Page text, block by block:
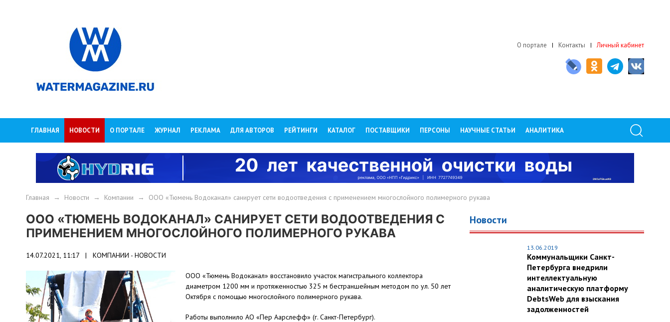
О портале Контакты Личный кабинет
ГЛАВНАЯ НОВОСТИ О ПОРТАЛЕ ЖУРНАЛ РЕКЛАМА ДЛЯ АВТОРОВ РЕЙТИНГИ КАТАЛОГ ПОСТАВЩИКИ ПЕРСОНЫ НАУЧНЫЕ СТАТЬИ АНАЛИТИКА
Главная → Новости → Компании → ООО «Тюмень Водоканал» санирует сети водоотведения с применением многослойного полимерного рукава
ООО «ТЮМЕНЬ ВОДОКАНАЛ» САНИРУЕТ СЕТИ ВОДООТВЕДЕНИЯ С
ПРИМЕНЕНИЕМ МНОГОСЛОЙНОГО ПОЛИМЕРНОГО РУКАВА
14.07.2021, 11:17 | КОМПАНИИ - НОВОСТИ
ООО «Тюмень Водоканал» восстановило участок магистрального коллектора
диаметром 1200 мм и протяженностью 325 м бестраншейным методом по ул. 50 лет
Октября с помощью многослойного полимерного рукава.
Работы выполнило АО «Пер Аарслефф» (г. Санкт-Петербург).
Новости
13.06.2019
Коммунальщики Санкт-
Петербурга внедрили
интеллектуальную
аналитическую платформу
DebtsWeb для взыскания
задолженностей